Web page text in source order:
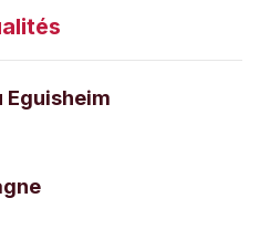
Eguisheim